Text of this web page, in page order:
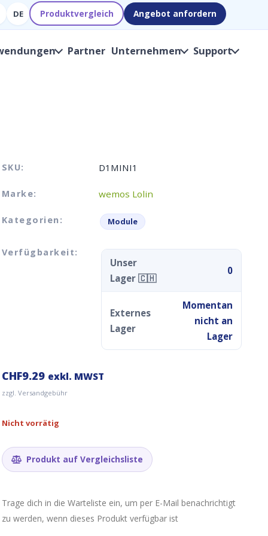
DE Produktvergleich Angebot anfordern
Partner Unternehmen Support
SKU: D1MINI1
Marke: wemos Lolin
Kategorien: Module
Verfügbarkeit:
Unser
Lager 🇨🇭
0
Externes
Lager
Momentan
nicht an
Lager
CHF9.29 exkl. MWST
zzgl. Versandgebühr
Nicht vorrätig
Produkt auf Vergleichsliste
Trage dich in die Warteliste ein, um per E-Mail benachrichtigt
zu werden, wenn dieses Produkt verfügbar ist